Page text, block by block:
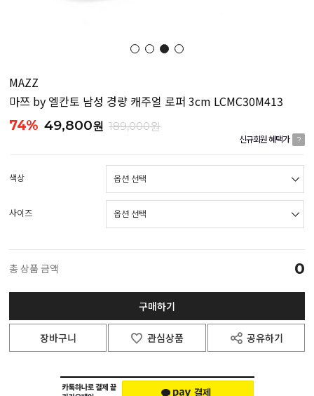
MAZZ
마쯔 by 엘칸토 남성 경량 캐주얼 로퍼 3cm LCMC30M413
74% 49,800원 189,000원
신규회원 혜택가 ?
색상
사이즈
총 상품 금액 0
구매하기
장바구니 관심상품 공유하기